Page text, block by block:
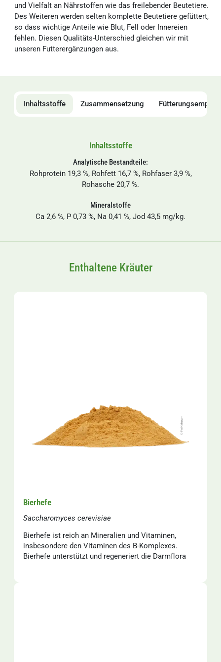
und Vielfalt an Nährstoffen wie das freilebender Beutetiere.
Des Weiteren werden selten komplette Beutetiere gefüttert,
so dass wichtige Anteile wie Blut, Fell oder Innereien
fehlen. Diesen Qualitäts-Unterschied gleichen wir mit
unseren Futterergänzungen aus.
Inhaltsstoffe Zusammensetzung
Inhaltsstoffe
Analytische Bestandteile:
Rohprotein 19,3 %, Rohfett 16,7 %, Rohfaser 3,9 %,
Rohasche 20,7 %.
Mineralstoffe
Ca 2,6 %, P 0,73 %, Na 0,41 %, Jod 43,5 mg/kg.
Enthaltene Kräuter
Bierhefe
Saccharomyces cerevisiae
Bierhefe ist reich an Mineralien und Vitaminen,
insbesondere den Vitaminen des B-Komplexes.
Bierhefe unterstützt und regeneriert die Darmflora